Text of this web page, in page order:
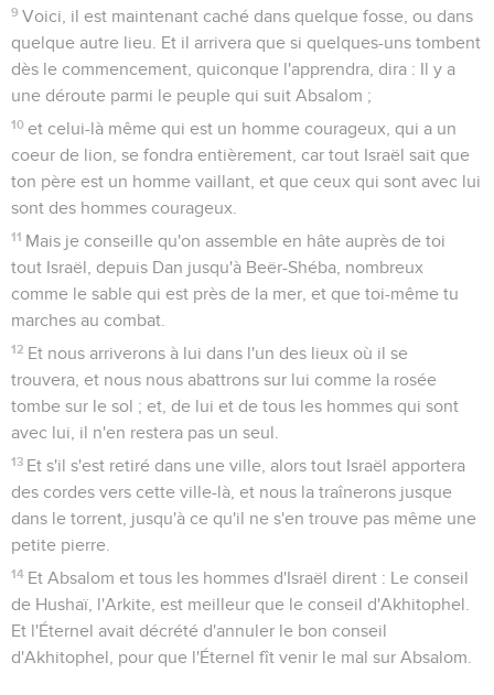
9 Voici, il est maintenant caché dans quelque fosse, ou dans
quelque autre lieu. Et il arrivera que si quelques-uns tombent
dès le commencement, quiconque l'apprendra, dira : Il y a
une déroute parmi le peuple qui suit Absalom ;
10 et celui-là même qui est un homme courageux, qui a un
coeur de lion, se fondra entièrement, car tout Israël sait que
ton père est un homme vaillant, et que ceux qui sont avec lui
sont des hommes courageux.
11 Mais je conseille qu'on assemble en hâte auprès de toi
tout Israël, depuis Dan jusqu'à Beër-Shéba, nombreux
comme le sable qui est près de la mer, et que toi-même tu
marches au combat.
12 Et nous arriverons à lui dans l'un des lieux où il se
trouvera, et nous nous abattrons sur lui comme la rosée
tombe sur le sol ; et, de lui et de tous les hommes qui sont
avec lui, il n'en restera pas un seul.
13 Et s'il s'est retiré dans une ville, alors tout Israël apportera
des cordes vers cette ville-là, et nous la traînerons jusque
dans le torrent, jusqu'à ce qu'il ne s'en trouve pas même une
petite pierre.
14 Et Absalom et tous les hommes d'Israël dirent : Le conseil
de Hushaï, l'Arkite, est meilleur que le conseil d'Akhitophel.
Et l'Éternel avait décrété d'annuler le bon conseil
d'Akhitophel, pour que l'Éternel fît venir le mal sur Absalom.